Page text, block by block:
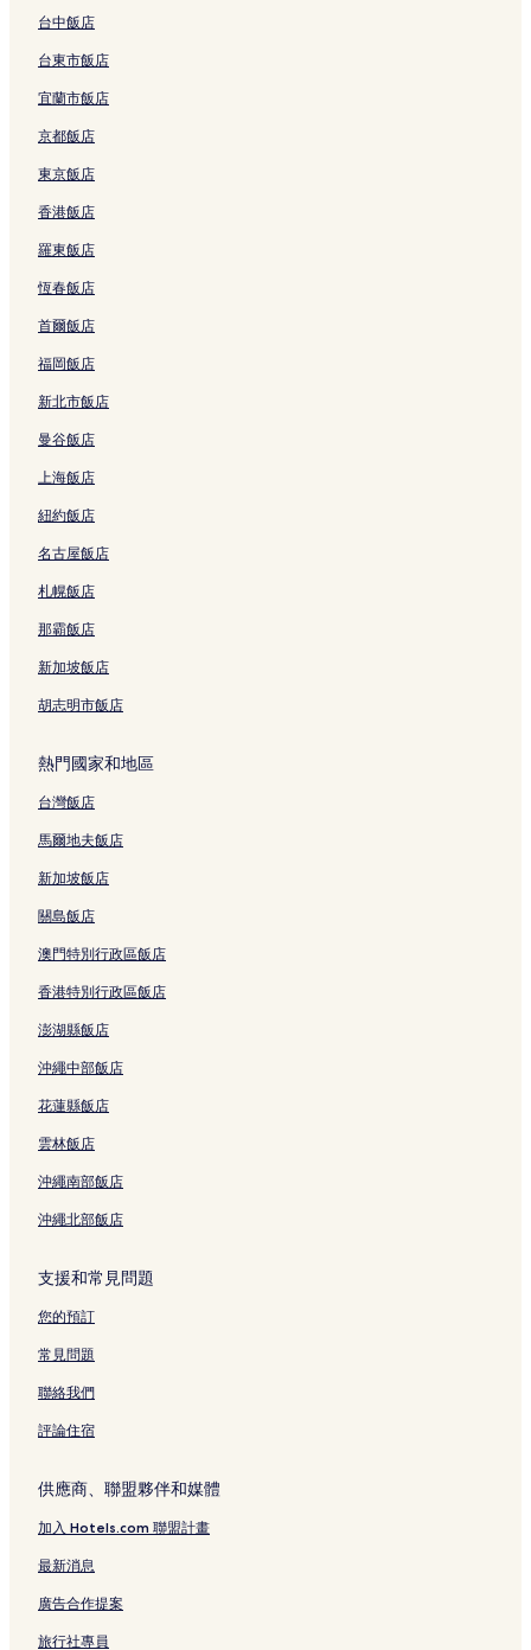
泊飯店
那霸市觀光詢問處附近的飯店
歌町飯店
崇元寺附近的飯店
歌町站附近的飯店
波上宮附近的飯店
美榮橋站附近的飯店
安里站附近的飯店
Saion 廣場綜合大樓附近的飯店
綠之丘公園附近的飯店
櫻坂劇場附近的飯店
松山飯店
牧志飯店
泊港漁市場附近的飯店
和平街附近的飯店
那霸機場站附近的飯店
至聖廟附近的飯店
那霸市觀光諮詢處附近的飯店
那霸 3 星級飯店
那霸 2 星級飯店
那霸 4 星級飯店
那霸 5 星級飯店
久茂地 2 星級飯店
宜野灣熱帶海灘 3 星級飯店
宜野灣熱帶海灘 2 星級飯店
沖繩的商務飯店
沖繩的平價飯店
台中飯店
台東市飯店
宜蘭市飯店
京都飯店
東京飯店
香港飯店
羅東飯店
恆春飯店
首爾飯店
福岡飯店
新北市飯店
曼谷飯店
上海飯店
紐約飯店
名古屋飯店
札幌飯店
那霸飯店
新加坡飯店
胡志明市飯店
熱門國家和地區
台灣飯店
馬爾地夫飯店
新加坡飯店
關島飯店
澳門特別行政區飯店
香港特別行政區飯店
澎湖縣飯店
沖繩中部飯店
花蓮縣飯店
雲林飯店
沖繩南部飯店
沖繩北部飯店
支援和常見問題
您的預訂
常見問題
聯絡我們
評論住宿
供應商、聯盟夥伴和媒體
加入 Hotels.com 聯盟計畫
最新消息
廣告合作提案
旅行社專員